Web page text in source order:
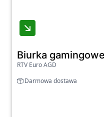
Biurka
RTV Euro AGD
Darmowa dostawa